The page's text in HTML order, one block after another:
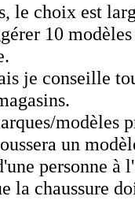
le choix est
10
je conseille
modèles
un
personne à
la chaussure